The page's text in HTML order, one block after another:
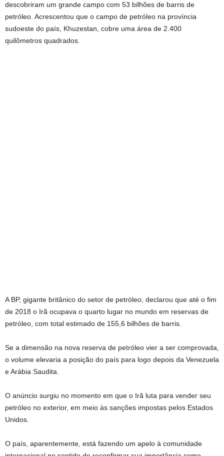
descobriram um grande campo com 53 bilhões de barris de
petróleo. Acrescentou que o campo de petróleo na província
sudoeste do país, Khuzestan, cobre uma área de 2.400
quilômetros quadrados.
A BP, gigante britânico do setor de petróleo, declarou que até o fim
de 2018 o Irã ocupava o quarto lugar no mundo em reservas de
petróleo, com total estimado de 155,6 bilhões de barris.
Se a dimensão na nova reserva de petróleo vier a ser comprovada,
o volume elevaria a posição do país para logo depois da Venezuela
e Arábia Saudita.
O anúncio surgiu no momento em que o Irã luta para vender seu
petróleo no exterior, em meio às sanções impostas pelos Estados
Unidos.
O país, aparentemente, está fazendo um apelo à comunidade